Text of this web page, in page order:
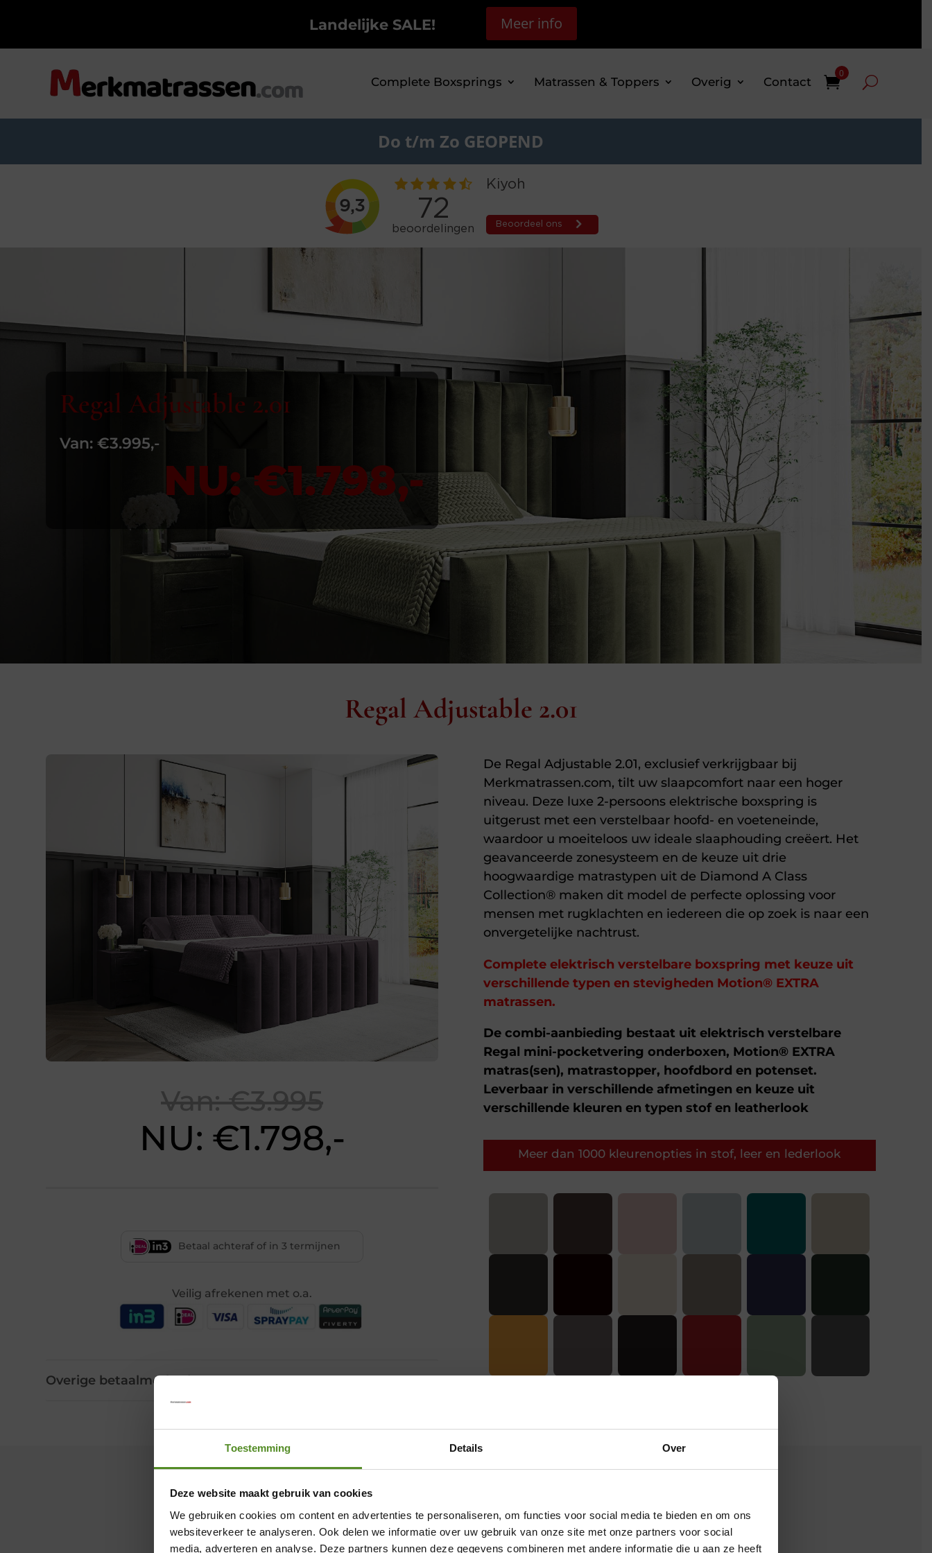
Toestemming Details Over
Deze website maakt gebruik van cookies
We gebruiken cookies om content en advertenties te personaliseren, om functies voor social media te bieden en om ons
websiteverkeer te analyseren. Ook delen we informatie over uw gebruik van onze site met onze partners voor social
media, adverteren en analyse. Deze partners kunnen deze gegevens combineren met andere informatie die u aan ze heeft
Landelijke SALE! Meer info
Complete Boxsprings Matrassen & Toppers Overig Contact
0
Do t/m Zo GEOPEND
Regal Adjustable 2.01
Van: €3.995,-
NU: €1.798,-
Regal Adjustable 2.01
Van: €3.995
NU: €1.798,-
Betaal achteraf of in 3 termijnen
Veilig afrekenen met o.a.
Overige betaalmethodes
De Regal Adjustable 2.01, exclusief verkrijgbaar bij
Merkmatrassen.com, tilt uw slaapcomfort naar een hoger
niveau. Deze luxe 2-persoons elektrische boxspring is
uitgerust met een verstelbaar hoofd- en voeteneinde,
waardoor u moeiteloos uw ideale slaaphouding creëert. Het
geavanceerde zonesysteem en de keuze uit drie
hoogwaardige matrastypen uit de Diamond A Class
Collection® maken dit model de perfecte oplossing voor
mensen met rugklachten en iedereen die op zoek is naar een
onvergetelijke nachtrust.
Complete elektrisch verstelbare boxspring met keuze uit
verschillende typen en stevigheden Motion® EXTRA
matrassen.
De combi-aanbieding bestaat uit elektrisch verstelbare
Regal mini-pocketvering onderboxen, Motion® EXTRA
matras(sen), matrastopper, hoofdbord en potenset.
Leverbaar in verschillende afmetingen en keuze uit
verschillende kleuren en typen stof en leatherlook
Meer dan 1000 kleurenopties in stof, leer en lederlook
Donderdag 12:00 – 17:00
×